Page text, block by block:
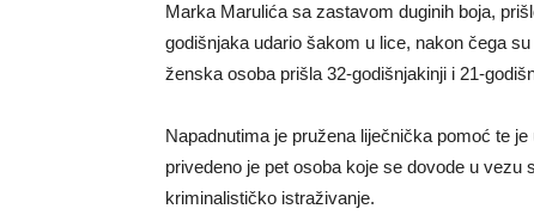
Marka Marulića sa zastavom duginih boja,
godišnjaka udario šakom u lice, nakon čega
ženska osoba prišla 32-godišnjakinji i 21-
Napadnutima je pružena liječnička pomoć te
privedeno je pet osoba koje se dovode u
kriminalističko istraživanje.